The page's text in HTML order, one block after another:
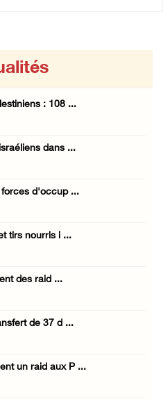
: 108 ...
dans ...
d'occup ...
tirs nourris i ...
des raid ...
de 37 d ...
un raid aux P ...